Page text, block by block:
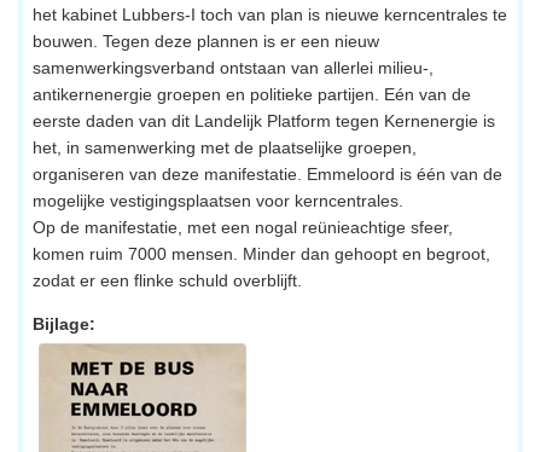
het kabinet Lubbers-I toch van plan is nieuwe kerncentrales te
bouwen. Tegen deze plannen is er een nieuw
samenwerkingsverband ontstaan van allerlei milieu-,
antikernenergie groepen en politieke partijen. Eén van de
eerste daden van dit Landelijk Platform tegen Kernenergie is
het, in samenwerking met de plaatselijke groepen,
organiseren van deze manifestatie. Emmeloord is één van de
mogelijke vestigingsplaatsen voor kerncentrales.
Op de manifestatie, met een nogal reünieachtige sfeer,
komen ruim 7000 mensen. Minder dan gehoopt en begroot,
zodat er een flinke schuld overblijft.
Bijlage: